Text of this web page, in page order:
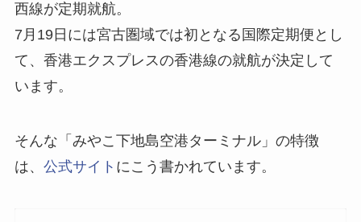
西線が定期就航。
7月19日には宮古圏域では初となる国際定期便とし
て、香港エクスプレスの香港線の就航が決定して
います。
そんな「みやこ下地島空港ターミナル」の特徴
は、 公式サイト にこう書かれています。